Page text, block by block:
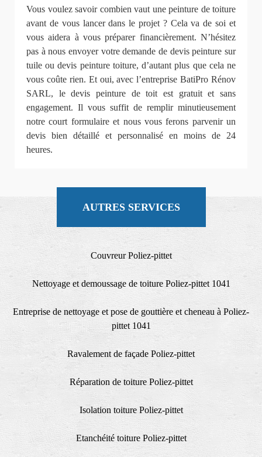
Vous voulez savoir combien vaut une peinture de toiture
avant de vous lancer dans le projet ? Cela va de soi et
vous aidera à vous préparer financièrement. N’hésitez
pas à nous envoyer votre demande de devis peinture sur
tuile ou devis peinture toiture, d’autant plus que cela ne
vous coûte rien. Et oui, avec l’entreprise BatiPro Rénov
SARL, le devis peinture de toit est gratuit et sans
engagement. Il vous suffit de remplir minutieusement
notre court formulaire et nous vous ferons parvenir un
devis bien détaillé et personnalisé en moins de 24
heures.
AUTRES SERVICES
Couvreur Poliez-pittet
Nettoyage et demoussage de toiture Poliez-pittet 1041
Entreprise de nettoyage et pose de gouttière et cheneau à Poliez-
pittet 1041
Ravalement de façade Poliez-pittet
Réparation de toiture Poliez-pittet
Isolation toiture Poliez-pittet
Etanchéité toiture Poliez-pittet